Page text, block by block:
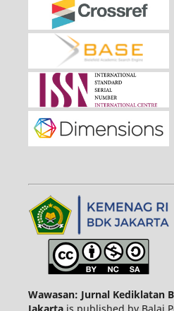
Wawasan: Jurnal Kediklatan